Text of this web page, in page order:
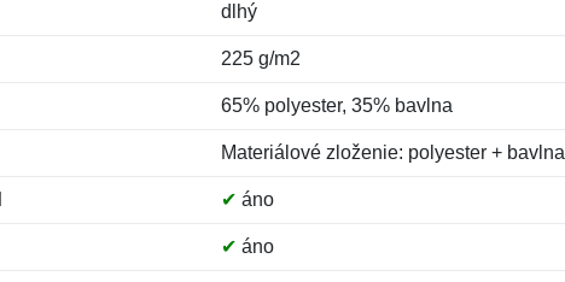
dlhý
225 g/m2
65% polyester, 35% bavlna
Materiálové zloženie: polyester + bavlna
✔ áno
✔ áno